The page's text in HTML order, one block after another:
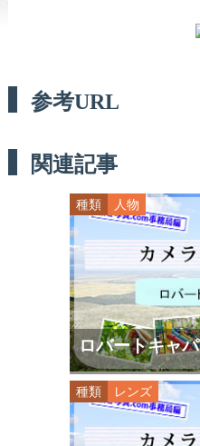
参考URL
関連記事
種類 人物
ロバートキャパ
種類 レンズ